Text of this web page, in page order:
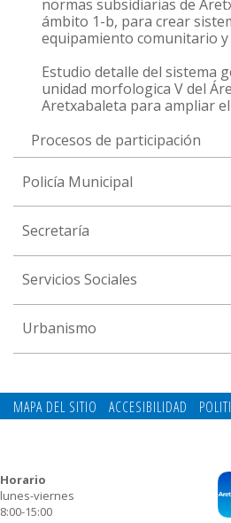
normas subsidiarias de
ámbito 1-b, para crear
equipamiento comunitario y
Estudio detalle del sistema
unidad morfologica V del
Aretxabaleta para ampliar
Procesos de participación
Policía Municipal
Secretaría
Servicios Sociales
Urbanismo
MAPA DEL SITIO ACCESIBILIDAD
Horario
lunes-viernes
8:00-15:00